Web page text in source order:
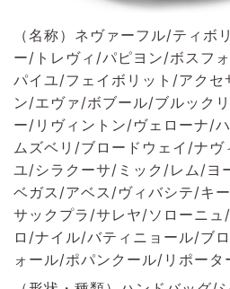
（名称）ネヴァーフル/ティボ
ー/トレヴィ/パピヨン/ボスフ
パイユ/フェイボリット/アクセ
ン/エヴァ/ボブール/ブルック
ー/リヴィントン/ヴェローナ/
ムズベリ/ブロードウェイ/ナ
ユ/シラクーサ/ミック/レム/ヨ
ベガス/アベス/ヴィバシテ/キ
サックプラ/サレヤ/ソローニ
ロ/ナイル/バティニョール/ブ
ォール/ポパンクール/リポータ